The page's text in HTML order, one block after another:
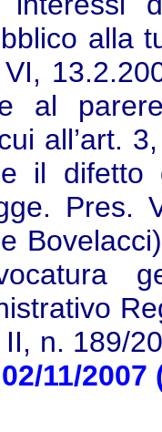
alla
al
all’art.
il difetto
Pres.
n. 189/
11/